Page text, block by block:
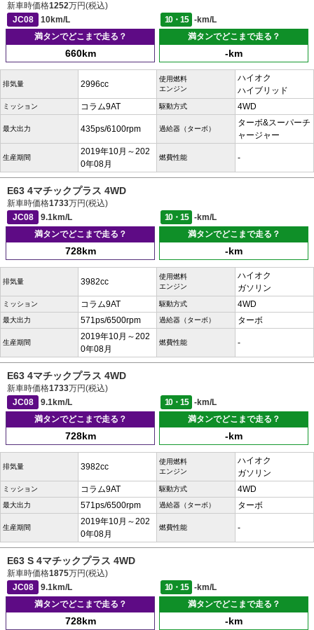
新車時価格1252万円(税込)
JC08
10km/L 10・15
-km/L
満タンでどこまで走る？
660km
満タンでどこまで走る？
-km
排気量 2996cc
使用燃料
エンジン
ハイオク
ハイブリッド
ミッション コラム9AT 駆動方式 4WD
最大出力 435ps/6100rpm 過給器（ターボ）
ターボ&スーパーチ
ャージャー
生産期間
2019年10月～202
0年08月
燃費性能 -
E63 4マチックプラス 4WD
新車時価格1733万円(税込)
JC08
9.1km/L 10・15
-km/L
満タンでどこまで走る？
728km
満タンでどこまで走る？
-km
排気量 3982cc
使用燃料
エンジン
ハイオク
ガソリン
ミッション コラム9AT 駆動方式 4WD
最大出力 571ps/6500rpm 過給器（ターボ） ターボ
生産期間
2019年10月～202
0年08月
燃費性能 -
E63 4マチックプラス 4WD
新車時価格1733万円(税込)
JC08
9.1km/L 10・15
-km/L
満タンでどこまで走る？
728km
満タンでどこまで走る？
-km
排気量 3982cc
使用燃料
エンジン
ハイオク
ガソリン
ミッション コラム9AT 駆動方式 4WD
最大出力 571ps/6500rpm 過給器（ターボ） ターボ
生産期間
2019年10月～202
0年08月
燃費性能 -
E63 S 4マチックプラス 4WD
新車時価格1875万円(税込)
JC08
9.1km/L 10・15
-km/L
満タンでどこまで走る？
728km
満タンでどこまで走る？
-km